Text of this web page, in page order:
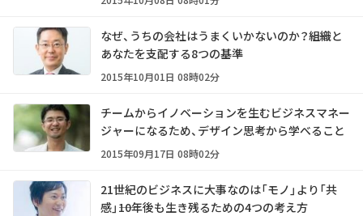
なぜ、うちの会社はうまくいかないのか？――組織と
あなたを支配する8つの基準
2015年10月01日 08時02分
チームからイノベーションを生むビジネスマネー
ジャーになるため、デザイン思考から学べること
2015年09月17日 08時02分
21世紀のビジネスに大事なのは「モノ」より「共
感」――10年後も生き残るための4つの考え方